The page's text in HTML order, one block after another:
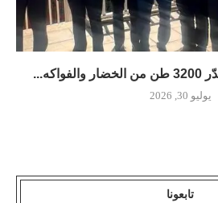
يوليو 30, 2026
تابعونا